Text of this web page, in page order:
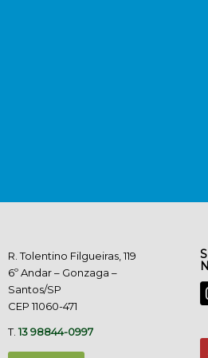
R. Tolentino Filgueiras, 119
6º Andar – Gonzaga –
Santos/SP
CEP 11060-471
T.13 98844-0997